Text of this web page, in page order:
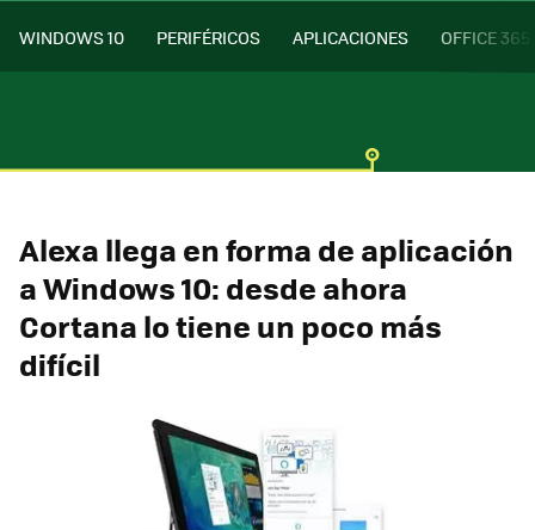
WINDOWS 10 PERIFÉRICOS APLICACIONES OFFICE 365
Alexa llega en forma de aplicación
a Windows 10: desde ahora
Cortana lo tiene un poco más
difícil